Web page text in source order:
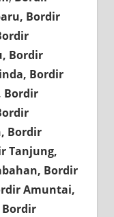
Bordir
Bordir
Bordir
Bordir
Bordir
Tanjung,
Bordir
Amuntai,
Bordir